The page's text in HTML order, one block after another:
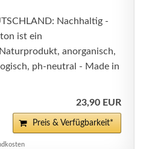
Nachhaltig -
ist ein
anorganisch,
ph-neutral - Made in
23,90 EUR
Preis & Verfügbarkeit*